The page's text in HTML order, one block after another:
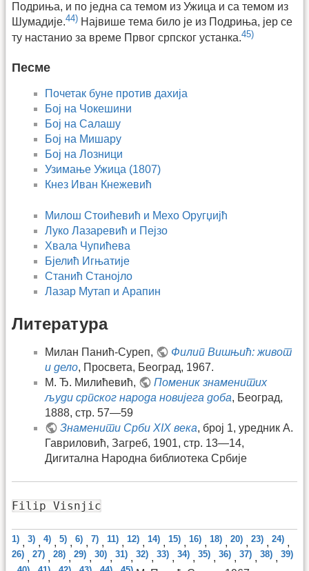
Подриња, и по једна са темом из Ужица и са темом из
Шумадије.44) Највише тема било је из Подриња, јер се
ту настанио за време Првог српског устанка.45)
Песме
Почетак буне против дахија
Бој на Чокешини
Бој на Салашу
Бој на Мишару
Бој на Лозници
Узимање Ужица (1807)
Кнез Иван Кнежевић
Милош Стоићевић и Мехо Оругџијћ
Луко Лазаревић и Пејзо
Хвала Чупићева
Бјелић Игњатије
Станић Станојло
Лазар Мутап и Арапин
Литература
Милан Панић-Суреп,
Филип Вишњић: живот
и дело, Просвета, Београд, 1967.
М. Ђ. Милићевић,
Поменик знаменитих
људи српског народа новијега доба, Београд,
1888, стр. 57—59
Знаменити Срби XIX века, број 1, уредник A.
Гавриловић, Загреб, 1901, стр. 13—14,
Дигитална Народна библиотека Србије
Filip Visnjic
1) , 3) , 4) , 5) , 6) , 7) , 11) , 12) , 14) , 15) , 16) , 18) , 20) , 23) , 24) ,
26) , 27) , 28) , 29) , 30) , 31) , 32) , 33) , 34) , 35) , 36) , 37) , 38) , 39)